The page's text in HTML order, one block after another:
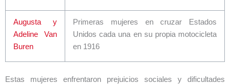
Augusta y
Adeline Van
Buren
Primeras mujeres en cruzar Estados
Unidos cada una en su propia motocicleta
en 1916
Estas mujeres enfrentaron prejuicios sociales y dificultades